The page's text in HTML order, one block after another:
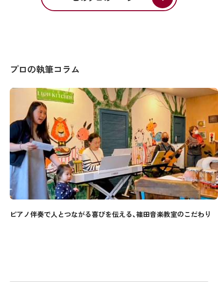
プロの執筆コラム
ピアノ伴奏で人とつながる喜びを伝える、篠田音楽教室のこだわり